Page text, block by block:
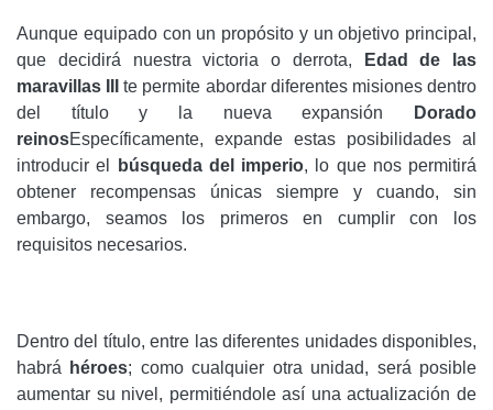
Aunque equipado con un propósito y un objetivo principal,
que decidirá nuestra victoria o derrota,
Edad de las
maravillas III
te permite abordar diferentes misiones dentro
del título y la nueva expansión
Dorado
reinosEspecíficamente, expande estas posibilidades al
introducir el
búsqueda del imperio, lo que nos permitirá
obtener recompensas únicas siempre y cuando, sin
embargo, seamos los primeros en cumplir con los
requisitos necesarios.
Dentro del título, entre las diferentes unidades disponibles,
habrá
héroes; como cualquier otra unidad, será posible
aumentar su nivel, permitiéndole así una actualización de